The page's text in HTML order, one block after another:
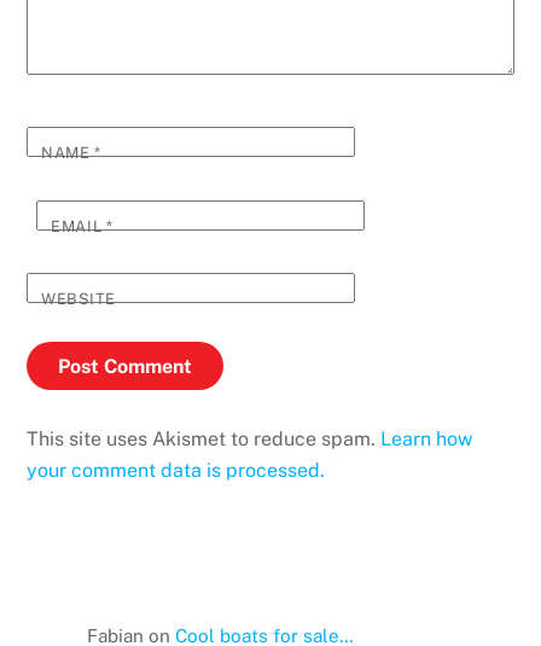
NAME*
EMAIL*
WEBSITE
This site uses Akismet to reduce spam. Learn how
your comment data is processed.
Fabian on Cool boats for sale…